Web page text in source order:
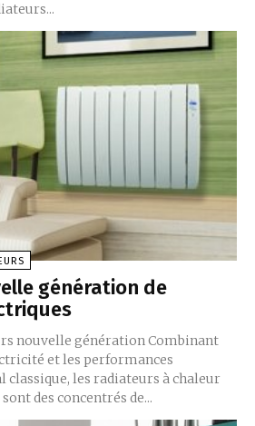
génération de
nouvelle génération Combinant
et les performances
classique, les radiateurs à chaleur
des concentrés de...